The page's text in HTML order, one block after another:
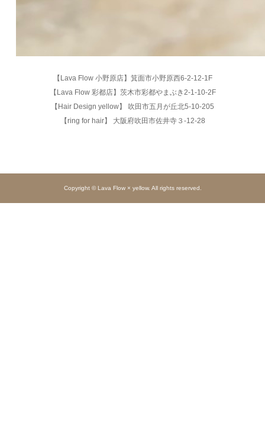
【Lava Flow 小野原店】箕面市小野原西6-2-12-1F
【Lava Flow 彩都店】茨木市彩都やまぶき2-1-10-2F
【Hair Design yellow】 吹田市五月が丘北5-10-205
【ring for hair】 大阪府吹田市佐井寺３-12-28
Copyright © Lava Flow × yellow. All rights reserved.